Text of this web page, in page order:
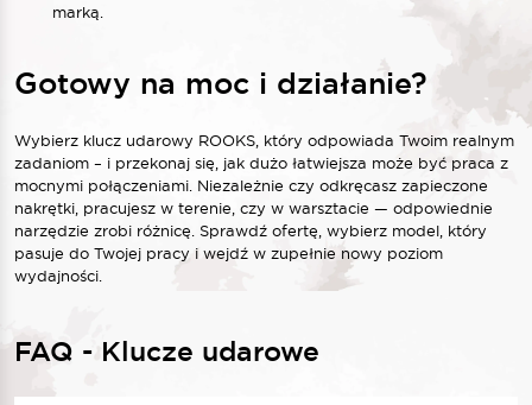
marką.
Gotowy na moc i działanie?
Wybierz klucz udarowy ROOKS, który odpowiada Twoim realnym
zadaniom – i przekonaj się, jak dużo łatwiejsza może być praca z
mocnymi połączeniami. Niezależnie czy odkręcasz zapieczone
nakrętki, pracujesz w terenie, czy w warsztacie — odpowiednie
narzędzie zrobi różnicę. Sprawdź ofertę, wybierz model, który
pasuje do Twojej pracy i wejdź w zupełnie nowy poziom
wydajności.
FAQ - Klucze udarowe